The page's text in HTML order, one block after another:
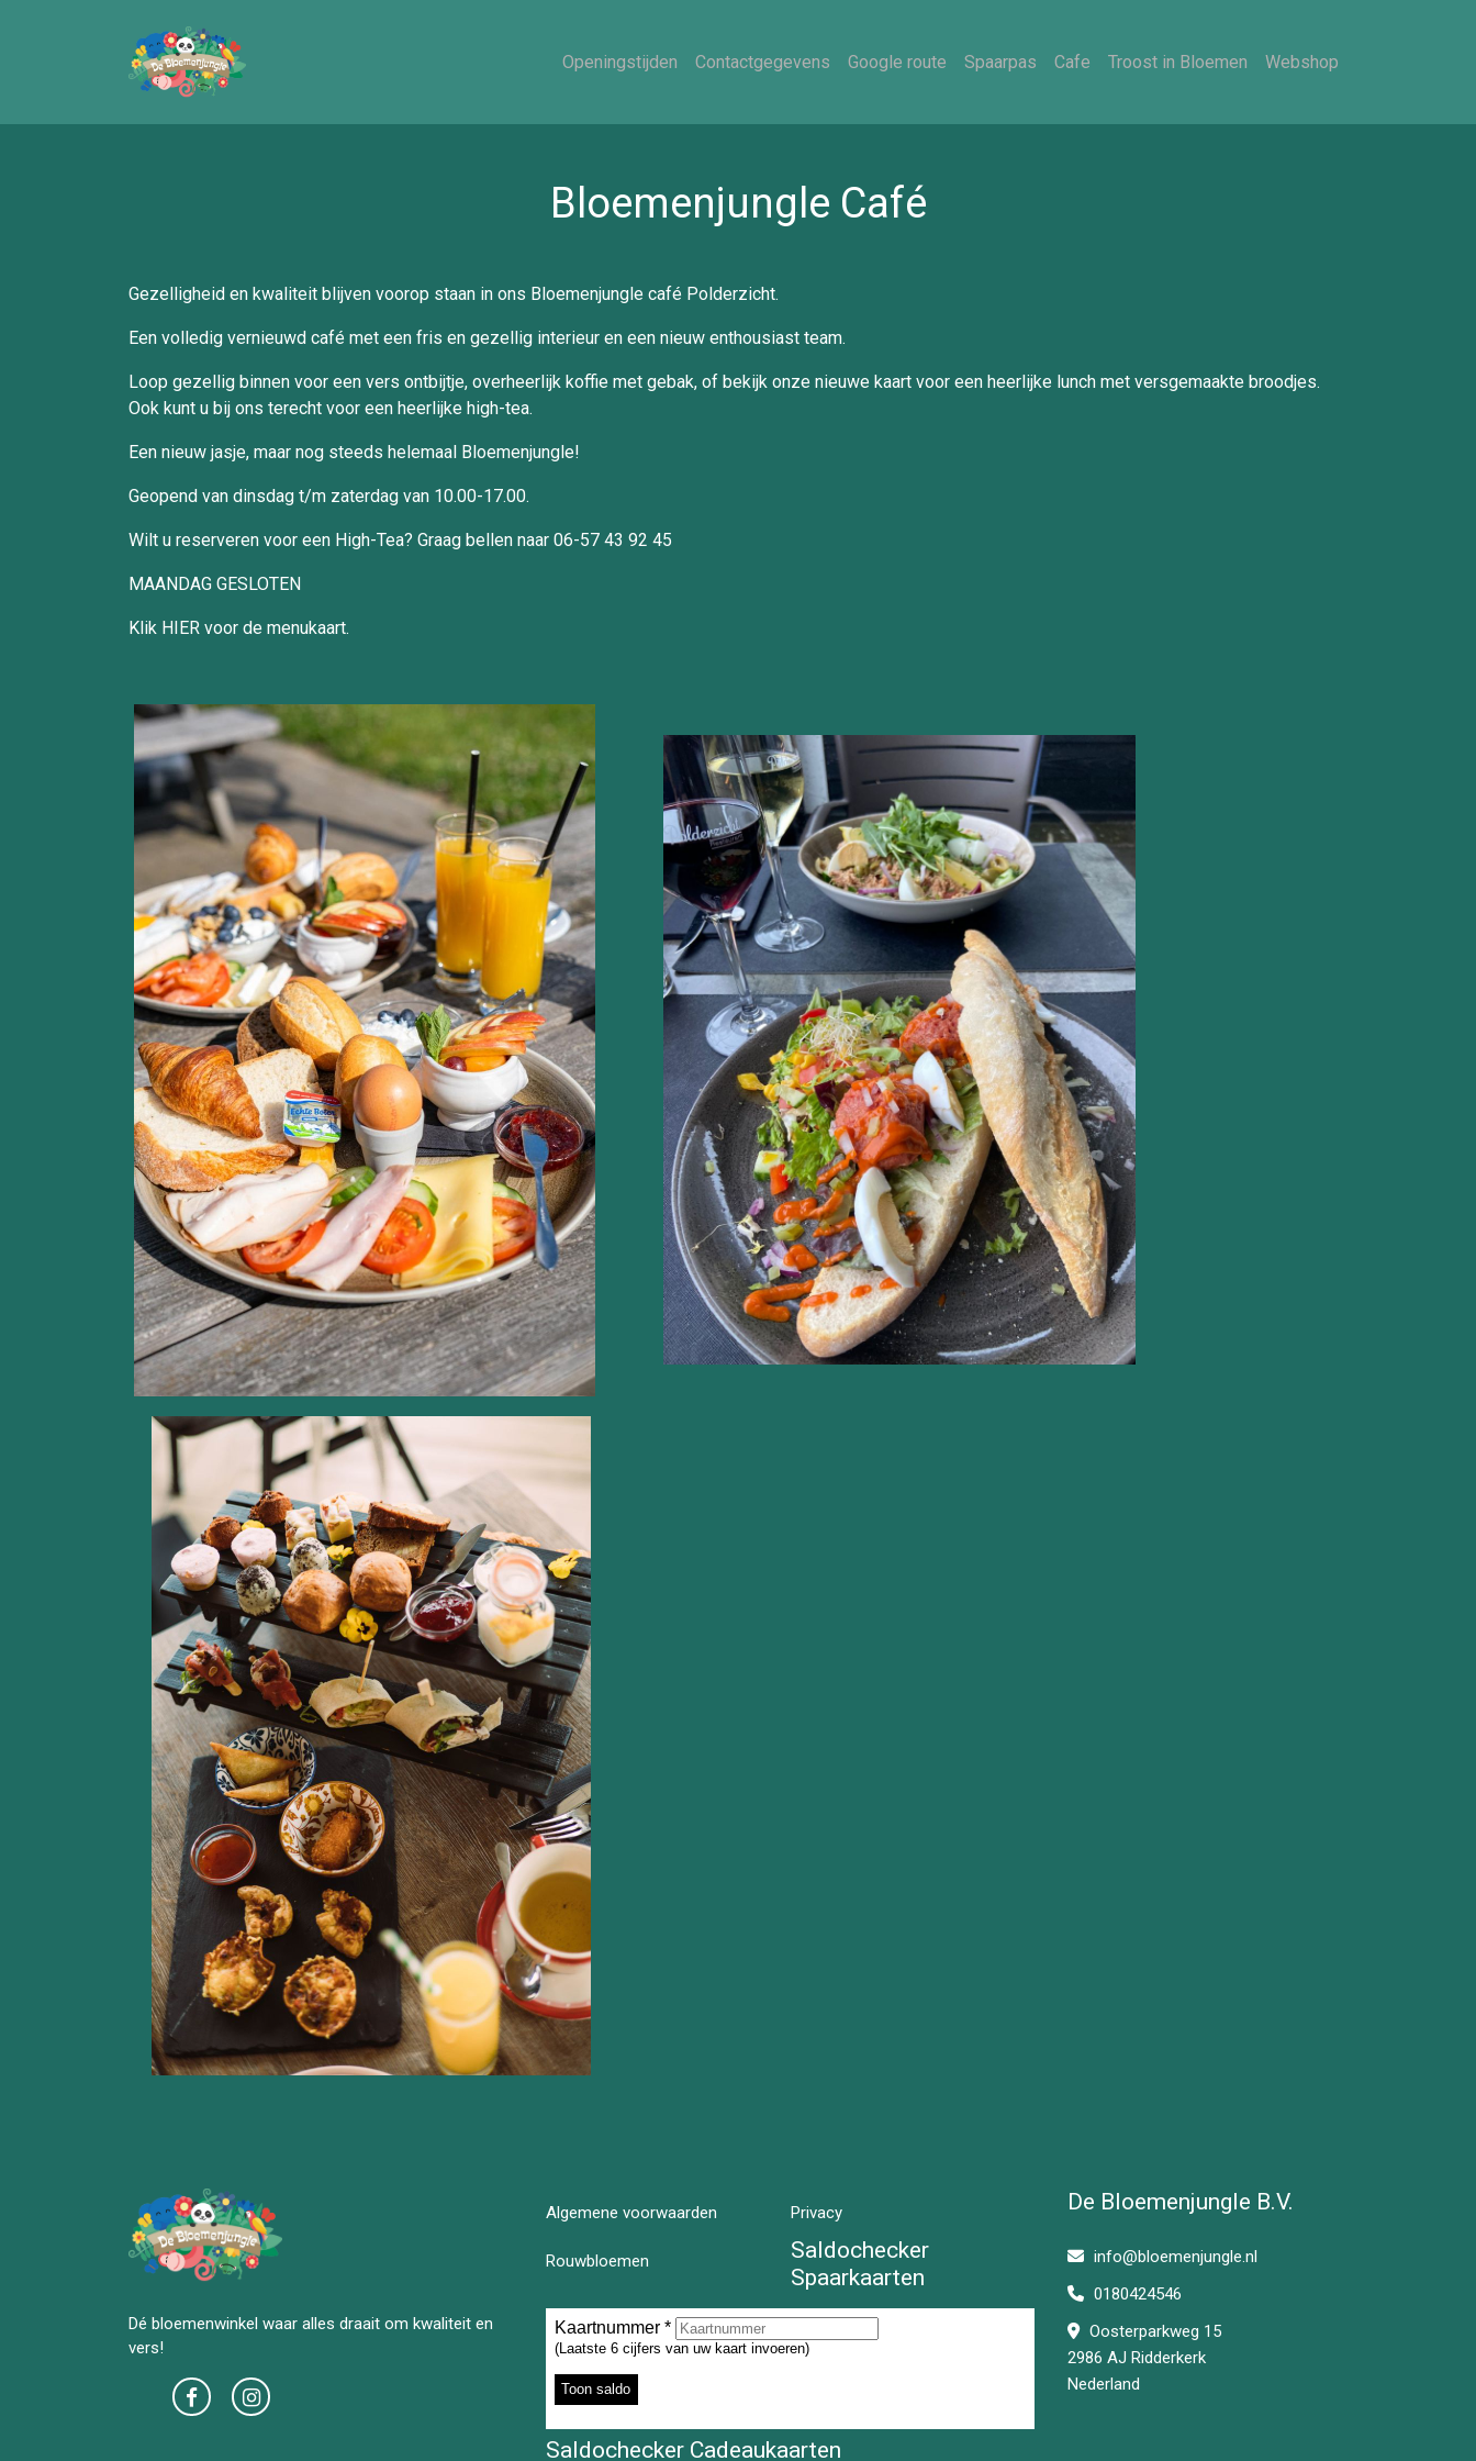
Openingstijden Contactgegevens Google route Spaarpas Cafe Troost in Bloemen Webshop
Bloemenjungle Café
Gezelligheid en kwaliteit blijven voorop staan in ons Bloemenjungle café Polderzicht.
Een volledig vernieuwd café met een fris en gezellig interieur en een nieuw enthousiast team.
Loop gezellig binnen voor een vers ontbijtje, overheerlijk koffie met gebak, of bekijk onze nieuwe kaart voor een heerlijke lunch met versgemaakte broodjes.
Ook kunt u bij ons terecht voor een heerlijke high-tea.
Een nieuw jasje, maar nog steeds helemaal Bloemenjungle!
Geopend van dinsdag t/m zaterdag van 10.00-17.00.
Wilt u reserveren voor een High-Tea? Graag bellen naar 06-57 43 92 45
MAANDAG GESLOTEN
Klik HIER voor de menukaart.
Dé bloemenwinkel waar alles draait om kwaliteit en
vers!
Algemene voorwaarden Privacy
Rouwbloemen
Saldochecker
Spaarkaarten
Saldochecker Cadeaukaarten
De Bloemenjungle B.V.
info@bloemenjungle.nl
0180424546
Oosterparkweg 15
2986 AJ Ridderkerk
Nederland